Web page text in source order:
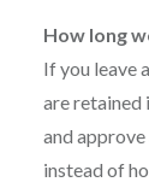
How long
If you leave
are retained
and
instead of